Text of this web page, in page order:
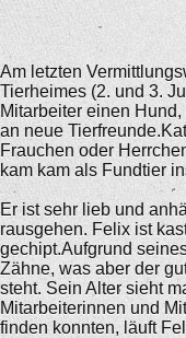
Am letzten
Tierheimes (2. und 3.
Mitarbeiter einen
an neue
Frauchen oder
kam kam als Fundtier
Er ist sehr lieb und
rausgehen. Felix ist
gechipt.Aufgrund
Zähne, was aber der
steht. Sein Alter sieht
Mitarbeiterinnen und
finden konnten, läuft